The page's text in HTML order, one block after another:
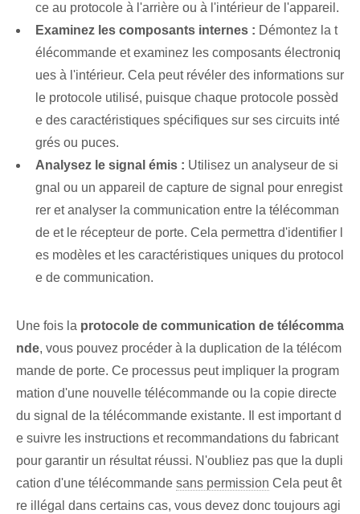
ce au protocole à l'arrière ou à l'intérieur de l'appareil.
Examinez les composants internes : ⁢Démontez ⁤la t
élécommande⁢ et examinez les composants électroniq
ues à l'intérieur. Cela peut révéler des informations sur
le protocole utilisé, puisque chaque protocole possèd
e des caractéristiques spécifiques sur ses circuits inté
grés ou puces.
Analysez le signal émis : Utilisez un analyseur de si
gnal ou un appareil de capture de signal pour enregist
rer et analyser la communication entre la télécomman
de et le récepteur de porte. Cela permettra d'identifier l
es modèles et les caractéristiques uniques du protocol
e de communication.
Une fois la protocole de communication de télécomma
nde, vous pouvez procéder à la duplication de la télécom
mande de porte. Ce processus peut impliquer la program
mation d'une nouvelle télécommande ou la copie directe
du signal de la télécommande existante. Il est important d
e suivre les instructions et recommandations du fabricant
pour garantir un résultat réussi. N'oubliez pas que la dupli
cation d'une télécommande sans permission Cela peut êt
re illégal dans certains cas, vous devez donc toujours agi